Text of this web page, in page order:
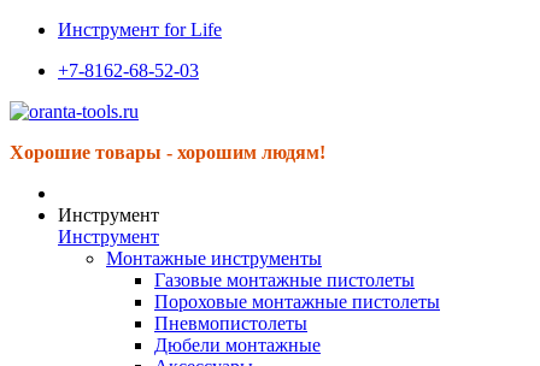
Инструмент for Life
+7-8162-68-52-03
Хорошие товары - хорошим людям!
Инструмент
Инструмент
Монтажные инструменты
Газовые монтажные пистолеты
Пороховые монтажные пистолеты
Пневмопистолеты
Дюбели монтажные